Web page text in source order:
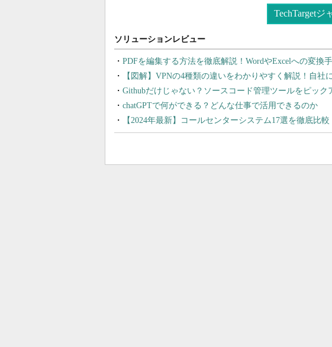
TechTargetジ
PDFを編集する方法を徹底解説！WordやExcelへの変換
【図解】VPNの4種類の違いをわかりやすく解説！自社
Githubだけじゃない？ソースコード管理ツールをピック
chatGPTで何ができる？どんな仕事で活用できるのか
【2024年最新】コールセンターシステム17選を徹底比